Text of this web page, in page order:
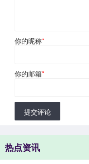
你的昵称*
你的邮箱*
提交评论
热点资讯